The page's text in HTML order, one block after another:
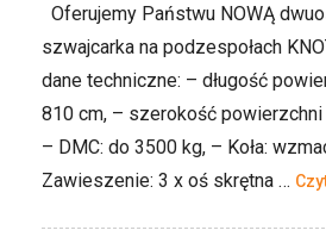
Oferujemy Państwu NOWĄ
szwajcarka na podzespołach
dane techniczne: – długość
810 cm, – szerokość powierzchni
– DMC: do 3500 kg, – Koła:
Zawieszenie: 3 x oś skrętna …